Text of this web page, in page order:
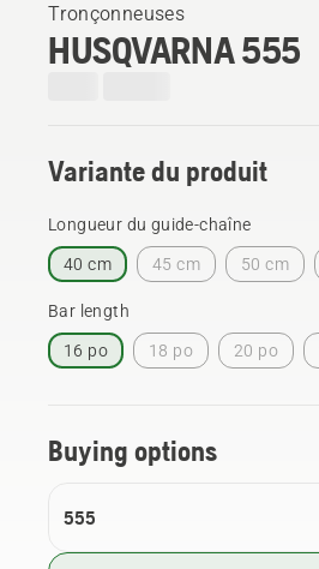
Tronçonneuses
HUSQVARNA 555
Variante du produit
Longueur du guide-chaîne
40 cm 45 cm 50 cm
Bar length
16 po 18 po 20 po
Buying options
555